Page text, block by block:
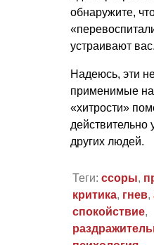
обнаружите,
устраивают вас.
Надеюсь, эти
применимые на
«хитрости»
действительно
других людей.
Теги: ссоры,
критика, гнев,
спокойствие,